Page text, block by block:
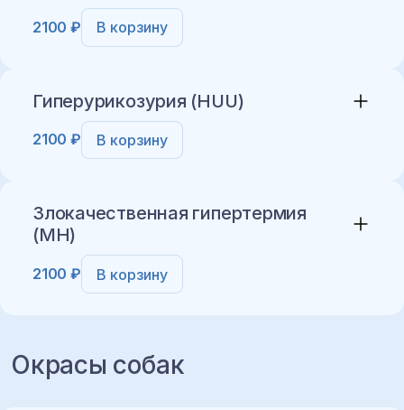
Добавить в корзину
2100 ₽ В корзину
Гиперурикозурия (HUU)
Добавить в корзину
2100 ₽ В корзину
Злокачественная гипертермия
(MH)
2100 ₽ В корзину
Окрасы собак